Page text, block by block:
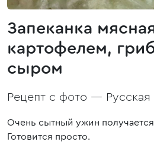
Запеканка
картофелем,
сыром
Рецепт с фото — Русская
Очень сытный ужин получается
Готовится просто.